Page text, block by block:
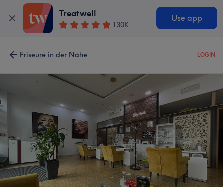
Treatwell
130K
Use app
Friseure in der Nähe LOGIN